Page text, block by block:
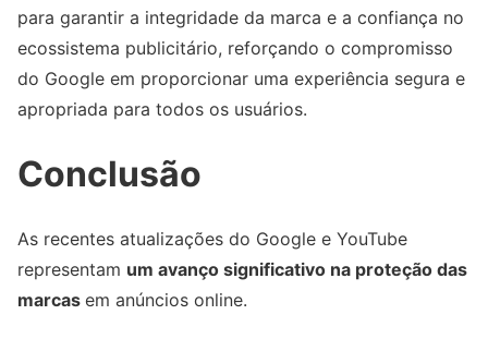
para garantir a integridade da marca e a confiança no
ecossistema publicitário, reforçando o compromisso
do Google em proporcionar uma experiência segura e
apropriada para todos os usuários.
Conclusão
As recentes atualizações do Google e YouTube
representam um avanço significativo na proteção das
marcas em anúncios online.